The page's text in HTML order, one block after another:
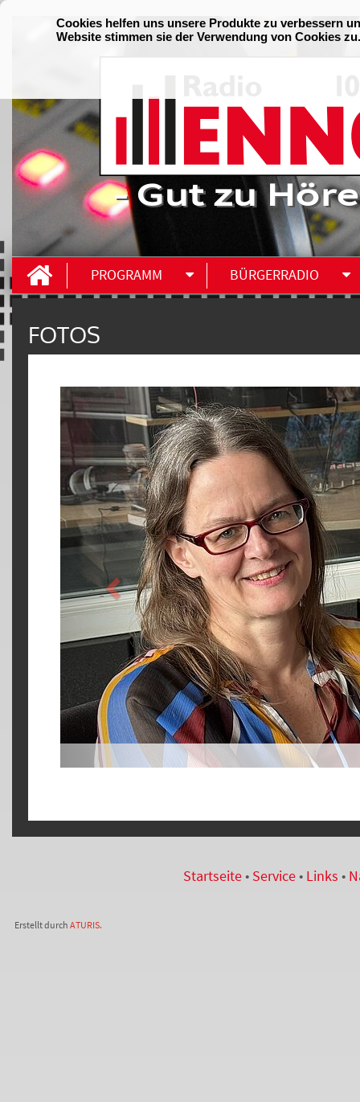
- Gut zu
PROGRAMM BÜRGERRADIO
FOTOS
Startseite• Service• Links •
Erstellt durch ATURIS.